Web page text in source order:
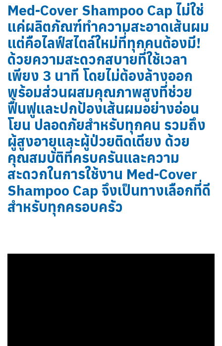
Med-Cover Shampoo Cap ไม่ใช่
แค่ผลิตภัณฑ์ทำความสะอาดเส้นผม
แต่คือไลฟ์สไตล์ใหม่ที่ทุกคนต้องมี!
ด้วยความสะดวกสบายที่ใช้เวลา
เพียง 3 นาที โดยไม่ต้องล้างออก
พร้อมส่วนผสมคุณภาพสูงที่ช่วย
ฟื้นฟูและปกป้องเส้นผมอย่างอ่อน
โยน ปลอดภัยสำหรับทุกคน รวมถึง
ผู้สูงอายุและผู้ป่วยติดเตียง ด้วย
คุณสมบัติที่ครบครันและความ
สะดวกในการใช้งาน Med-Cover
Shampoo Cap จึงเป็นทางเลือกที่ดี
สำหรับทุกครอบครัว